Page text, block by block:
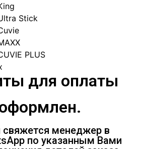
Stick
PLUS
для оплаты
менеджер в
по указанным Вами